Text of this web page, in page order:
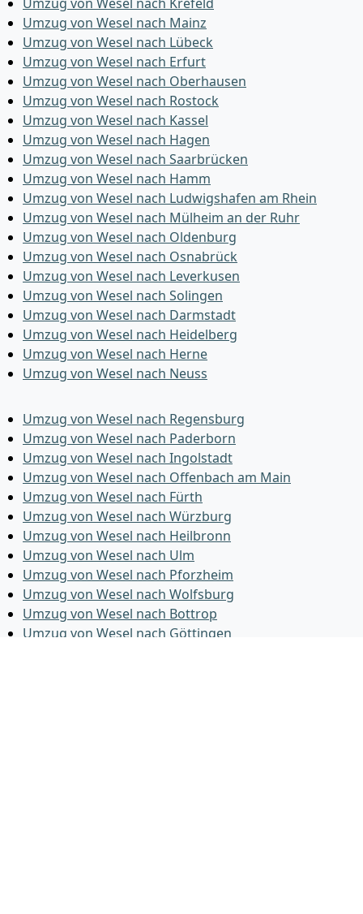
Umzug von Wesel nach Mainz
Umzug von Wesel nach Lübeck
Umzug von Wesel nach Erfurt
Umzug von Wesel nach Oberhausen
Umzug von Wesel nach Rostock
Umzug von Wesel nach Kassel
Umzug von Wesel nach Hagen
Umzug von Wesel nach Saarbrücken
Umzug von Wesel nach Hamm
Umzug von Wesel nach Ludwigshafen am Rhein
Umzug von Wesel nach Mülheim an der Ruhr
Umzug von Wesel nach Oldenburg
Umzug von Wesel nach Osnabrück
Umzug von Wesel nach Leverkusen
Umzug von Wesel nach Solingen
Umzug von Wesel nach Darmstadt
Umzug von Wesel nach Heidelberg
Umzug von Wesel nach Herne
Umzug von Wesel nach Neuss
Umzug von Wesel nach Regensburg
Umzug von Wesel nach Paderborn
Umzug von Wesel nach Ingolstadt
Umzug von Wesel nach Offenbach am Main
Umzug von Wesel nach Fürth
Umzug von Wesel nach Würzburg
Umzug von Wesel nach Heilbronn
Umzug von Wesel nach Ulm
Umzug von Wesel nach Pforzheim
Umzug von Wesel nach Wolfsburg
Umzug von Wesel nach Bottrop
Umzug von Wesel nach Göttingen